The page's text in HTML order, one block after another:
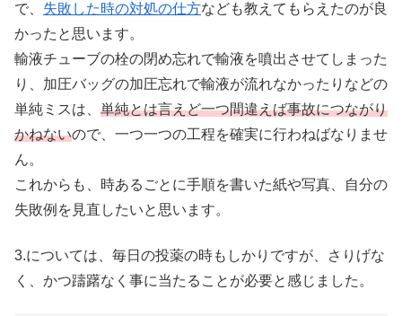
で、 失敗した時の対処の仕方なども教えてもらえたのが良
かったと思います。
輸液チューブの栓の閉め忘れで輸液を噴出させてしまった
り、加圧バッグの加圧忘れで輸液が流れなかったりなどの
単純ミスは、 単純とは言えど一つ間違えば事故につながり
かねないので、一つ一つの工程を確実に行わねばなりませ
ん。
これからも、時あるごとに手順を書いた紙や写真、自分の
失敗例を見直したいと思います。
3.については、毎日の投薬の時もしかりですが、さりげな
く、かつ躊躇なく事に当たることが必要と感じました。